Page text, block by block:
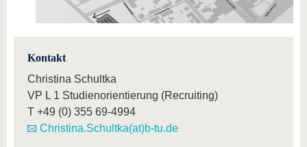
Kontakt
Christina Schultka
VP L 1 Studienorientierung (Recruiting)
T +49 (0) 355 69-4994
Christina.Schultka(at)b-tu.de